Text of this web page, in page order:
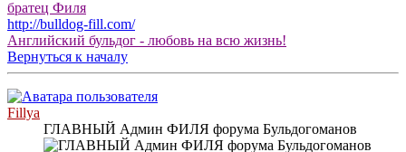
братец Филя
http://bulldog-fill.com/
Английский бульдог - любовь на всю жизнь!
Вернуться к началу
Fillya
ГЛАВНЫЙ Админ ФИЛЯ форума Бульдогоманов